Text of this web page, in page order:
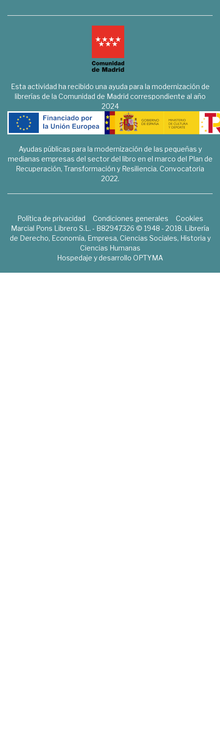
Esta actividad ha recibido una ayuda para la modernización de
librerías de la Comunidad de Madrid correspondiente al año
2024
Ayudas públicas para la modernización de las pequeñas y
medianas empresas del sector del libro en el marco del Plan de
Recuperación, Transformación y Resiliencia. Convocatoria
2022.
Política de privacidad Condiciones generales
Cookies
Marcial Pons Librero S.L. - B82947326 © 1948 - 2018. Librería
de Derecho, Economía, Empresa, Ciencias Sociales, Historia y
Ciencias Humanas
Hospedaje y desarrollo OPTYMA